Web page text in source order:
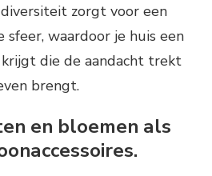
zorgt voor een
sfeer, waardoor je huis een
die de aandacht trekt
brengt.
en bloemen als